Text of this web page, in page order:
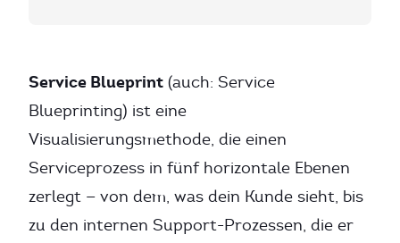
Service Blueprint (auch: Service
Blueprinting) ist eine
Visualisierungsmethode, die einen
Serviceprozess in fünf horizontale Ebenen
zerlegt — von dem, was dein Kunde sieht, bis
zu den internen Support-Prozessen, die er